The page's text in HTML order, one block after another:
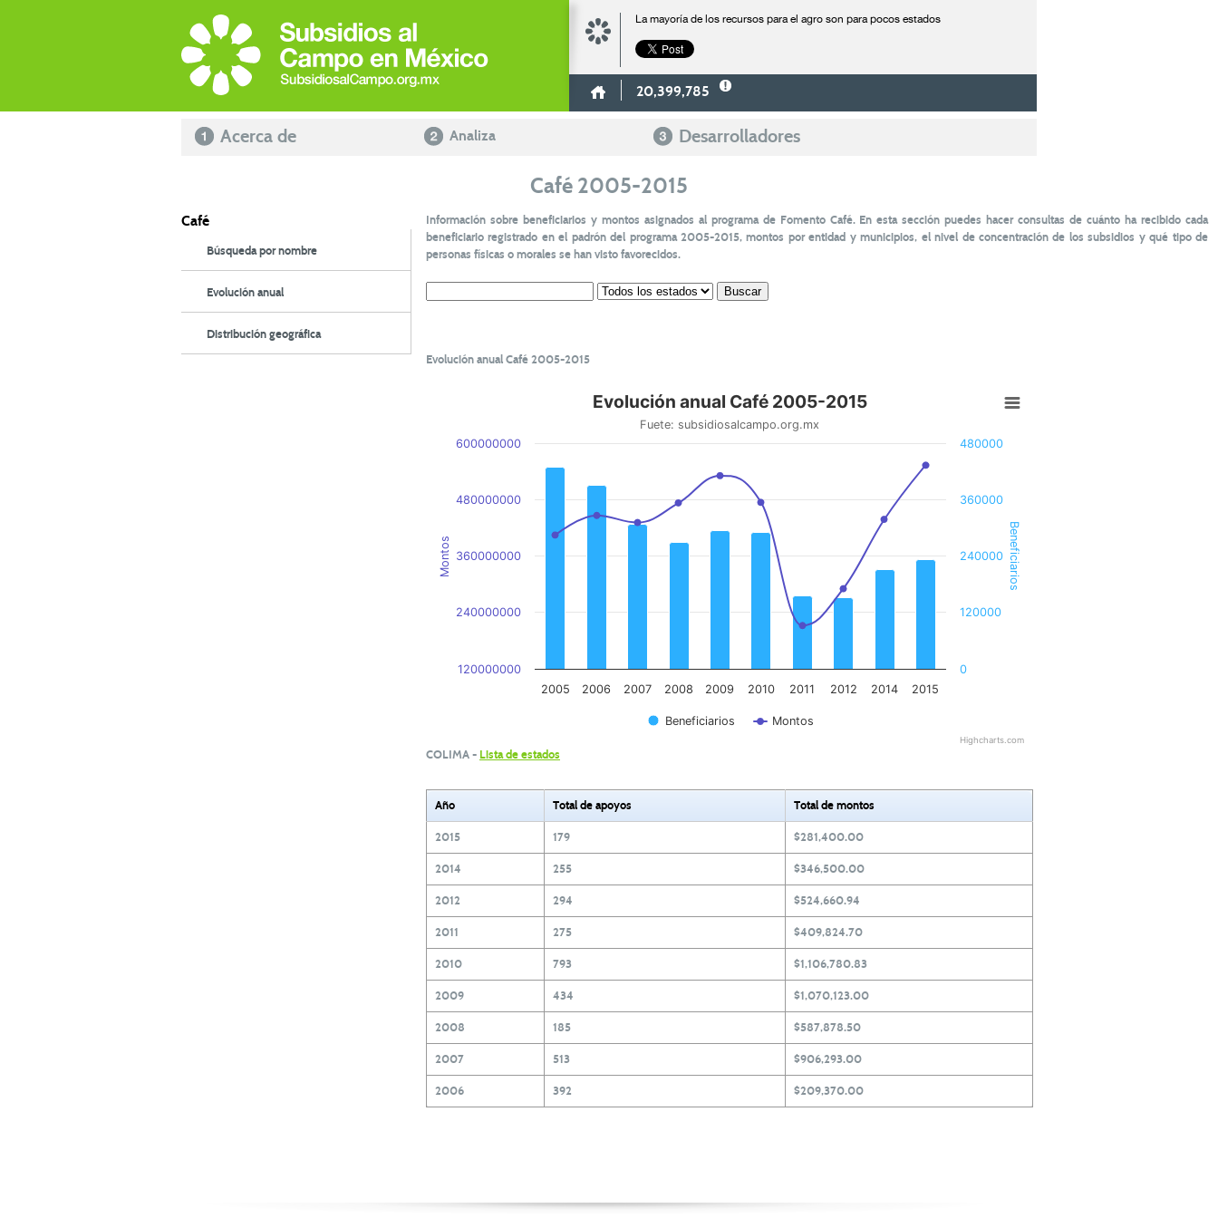
La mayoría de los recursos para el agro son para pocos estados
20,399,785
Acerca de Analiza Desarrolladores
Café 2005-2015
Café
Búsqueda por nombre
Evolución anual
Distribución geográfica
Información sobre beneficiarios y montos asignados al programa de Fomento Café. En esta sección puedes hacer consultas de cuánto ha recibido cada
beneficiario registrado en el padrón del programa 2005-2015, montos por entidad y municipios, el nivel de concentración de los subsidios y qué tipo de
personas físicas o morales se han visto favorecidos.
Evolución anual Café 2005-2015
Montos Beneficiarios
Evolución anual Café 2005-2015
Fuete: subsidiosalcampo.org.mx
Beneficiarios Montos
2005 2006 2007 2008 2009 2010 2011 2012 2014 2015
120000000
240000000
360000000
480000000
600000000
0
120000
240000
360000
480000
Highcharts.com
COLIMA - Lista de estados
Año Total de apoyos Total de montos
2015 179 $281,400.00
2014 255 $346,500.00
2012 294 $524,660.94
2011 275 $409,824.70
2010 793 $1,106,780.83
2009 434 $1,070,123.00
2008 185 $587,878.50
2007 513 $906,293.00
2006 392 $209,370.00